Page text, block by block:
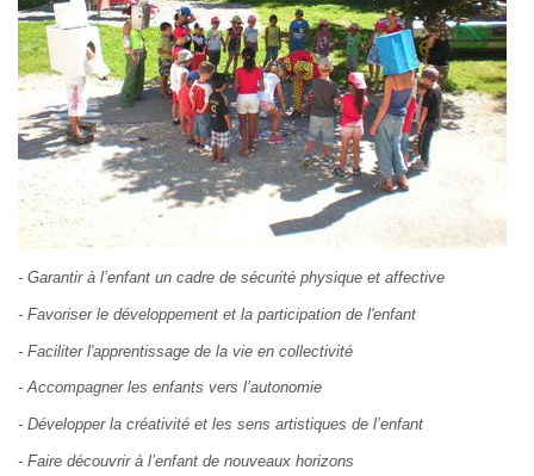
- Garantir à l’enfant un cadre de sécurité physique et affective
- Favoriser le développement et la participation de l'enfant
- Faciliter l'apprentissage de la vie en collectivité
- Accompagner les enfants vers l’autonomie
- Développer la créativité et les sens artistiques de l’enfant
- Faire découvrir à l’enfant de nouveaux horizons